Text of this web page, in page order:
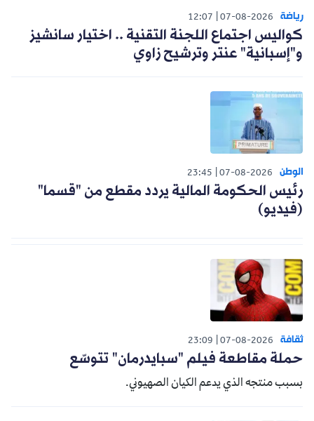
رياضة 07-08-2026
12:07
كواليس اجتماع اللجنة التقنية .. اختيار سانشيز
و"إسبانية" عنتر وترشيح زاوي
الوطن 07-08-2026
23:45
رئيس الحكومة المالية يردد مقطع من "قسما"
(فيديو)
ثقافة 07-08-2026
23:09
حملة مقاطعة فيلم "سبايدرمان" تتوسّع
بسبب منتجه الذي يدعم الكيان الصهيوني.